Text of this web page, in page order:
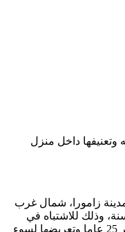
وتعنيفها داخل منزل
زامورا، شمال غرب
مواطنا مغربيا يبلغ من العمر 32 سنة، وذلك للاشتباه في
تورطه في احتجاز زوجته البالغة من العمر 25 عاما وتعريضها لسوء